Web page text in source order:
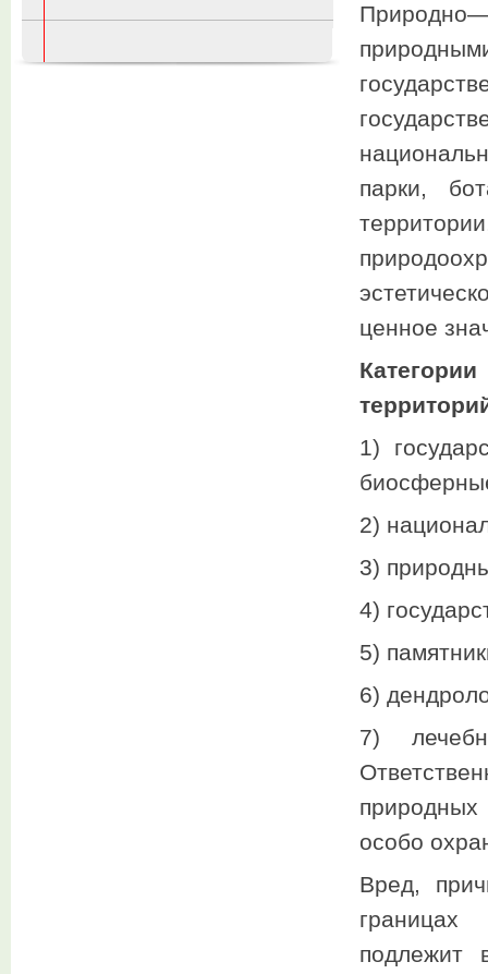
парки,
ценное
1)
2)
3)
4)
5)
6)
7)
природных
особо
Вред,
подлежит